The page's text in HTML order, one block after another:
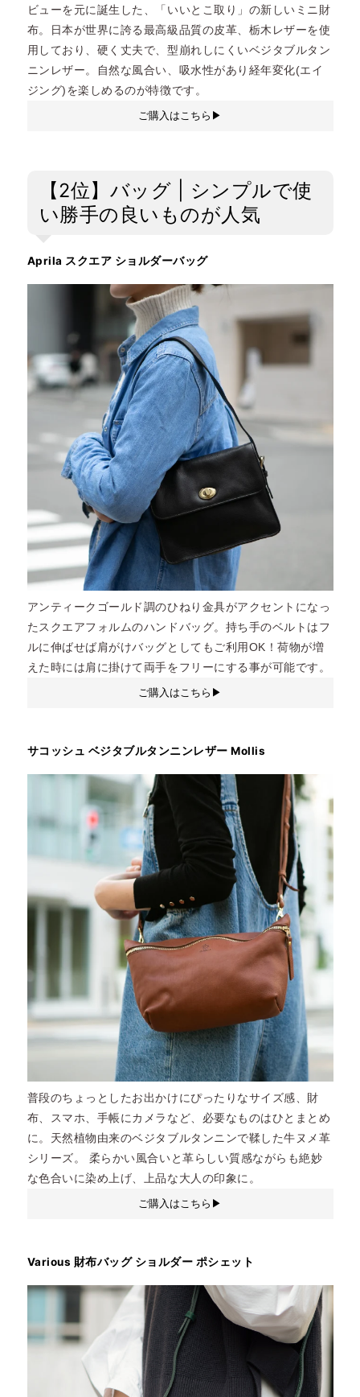
ビューを元に誕生した、「いいとこ取り」の新しいミニ財
布。日本が世界に誇る最高級品質の皮革、栃木レザーを使
用しており、硬く丈夫で、型崩れしにくいベジタブルタン
ニンレザー。自然な風合い、吸水性があり経年変化(エイ
ジング)を楽しめるのが特徴です。
ご購入はこちら▶︎
【2位】バッグ | シンプルで使
い勝手の良いものが人気
Aprila スクエア ショルダーバッグ
アンティークゴールド調のひねり金具がアクセントになっ
たスクエアフォルムのハンドバッグ。持ち手のベルトはフ
ルに伸ばせば肩がけバッグとしてもご利用OK！荷物が増
えた時には肩に掛けて両手をフリーにする事が可能です。
ご購入はこちら▶︎
サコッシュ ベジタブルタンニンレザー Mollis
普段のちょっとしたお出かけにぴったりなサイズ感、財
布、スマホ、手帳にカメラなど、必要なものはひとまとめ
に。天然植物由来のベジタブルタンニンで鞣した牛ヌメ革
シリーズ。 柔らかい風合いと革らしい質感ながらも絶妙
な色合いに染め上げ、上品な大人の印象に。
ご購入はこちら▶︎
Various 財布バッグ ショルダー ポシェット